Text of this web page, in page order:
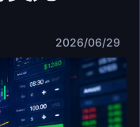
2026/06/29